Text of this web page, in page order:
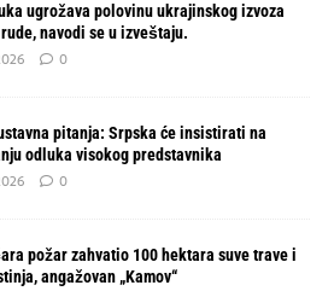
ugrožava polovinu ukrajinskog izvoza
navodi se u izveštaju.
0
pitanja: Srpska će insistirati na
odluka visokog predstavnika
0
požar zahvatio 100 hektara suve trave i
angažovan „Kamov“